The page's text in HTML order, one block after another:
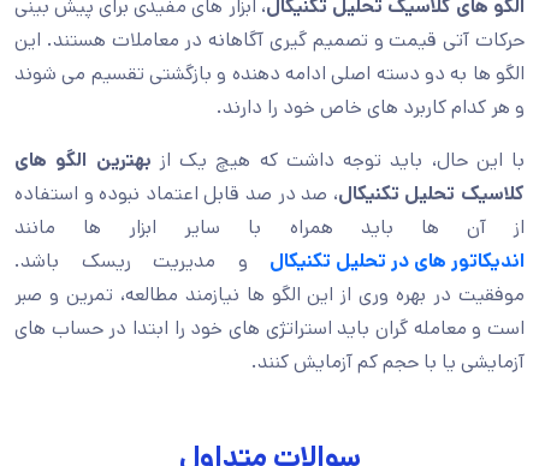
الگو های کلاسیک تحلیل تکنیکال، ابزار های مفیدی برای پیش بینی
حرکات آتی قیمت و تصمیم گیری آگاهانه در معاملات هستند. این
الگو ها به دو دسته اصلی ادامه دهنده و بازگشتی تقسیم می شوند
و هر کدام کاربرد های خاص خود را دارند.
با این حال، باید توجه داشت که هیچ یک از بهترین الگو های
کلاسیک تحلیل تکنیکال، صد در صد قابل اعتماد نبوده و استفاده
از آن ها باید همراه با سایر ابزار ها مانند
اندیکاتور های در تحلیل تکنیکال و مدیریت ریسک باشد.
موفقیت در بهره وری از این الگو ها نیازمند مطالعه، تمرین و صبر
است و معامله گران باید استراتژی های خود را ابتدا در حساب های
آزمایشی یا با حجم کم آزمایش کنند.
سوالات متداول